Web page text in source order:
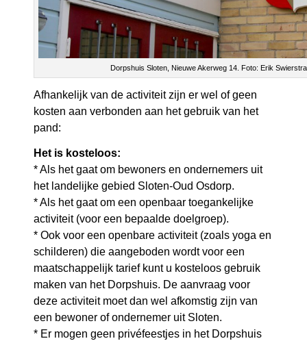
Dorpshuis Sloten, Nieuwe Akerweg 14. Foto: Erik
Afhankelijk van de activiteit zijn er wel of geen
kosten aan verbonden aan het gebruik van het
pand:
Het is kosteloos:
* Als het gaat om bewoners en ondernemers uit
het landelijke gebied Sloten-Oud Osdorp.
* Als het gaat om een openbaar toegankelijke
activiteit (voor een bepaalde doelgroep).
* Ook voor een openbare activiteit (zoals yoga en
schilderen) die aangeboden wordt voor een
maatschappelijk tarief kunt u kosteloos gebruik
maken van het Dorpshuis. De aanvraag voor
deze activiteit moet dan wel afkomstig zijn van
een bewoner of ondernemer uit Sloten.
* Er mogen geen privéfeestjes in het Dorpshuis